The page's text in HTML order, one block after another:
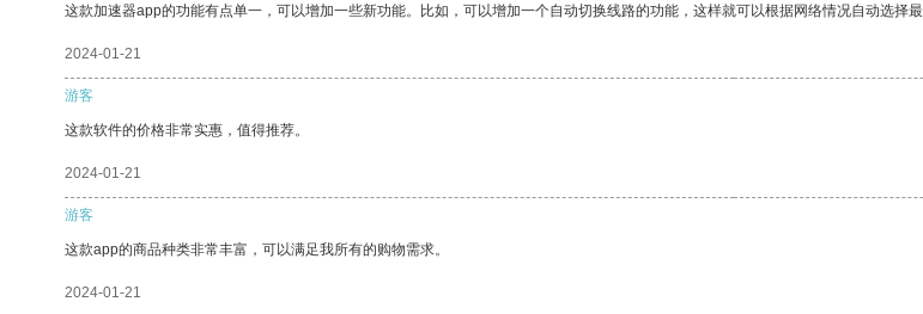
这款加速器app的功能有点单一，可以增加一些新功能。比如，可以增加一个自动切换线路的功能，这样就可以根据网络情况自动选择
2024-01-21
游客
这款软件的价格非常实惠，值得推荐。
2024-01-21
游客
这款app的商品种类非常丰富，可以满足我所有的购物需求。
2024-01-21